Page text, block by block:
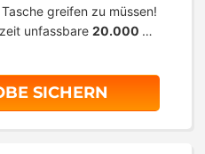
greifen zu müssen!
unfassbare 20.000 …
SICHERN